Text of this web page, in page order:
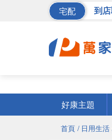
宅配 到
好康主題
首頁 / 日用生活